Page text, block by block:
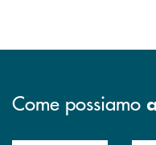
Come possiamo